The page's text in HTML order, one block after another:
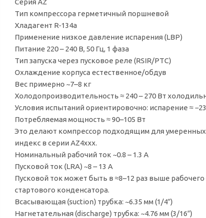
Серия AZ
Тип компрессора герметичный поршневой
Хладагент R‑134a
Применение низкое давление испарения (LBP)
Питание 220 – 240 В, 50 Гц, 1 фаза
Тип запуска через пусковое реле (RSIR/PTC)
Охлаждение корпуса естественное/обдув
Вес примерно ~7–8 кг
Холодопроизводительность ≈ 240 – 270 Вт
Условия испытаний ориентировочно: испарение ≈ −23
Потребляемая мощность ≈ 90–105 Вт
Это делают компрессор подходящим для
индекс в серии AZ4xxx.
Номинальный рабочий ток ~0.8 – 1.3 A
Пусковой ток (LRA) ~8 – 13 A
Пусковой ток может быть в ≈8–12 раз выше
стартового конденсатора.
Всасывающая (suction) трубка: ~6.35 мм (1/4″)
Нагнетательная (discharge) трубка: ~4.76 мм (3/16″)